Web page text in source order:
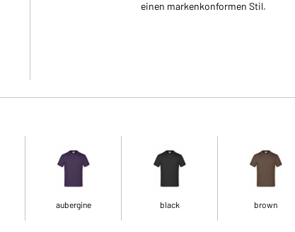
einen markenkonformen Stil.
aubergine black brown